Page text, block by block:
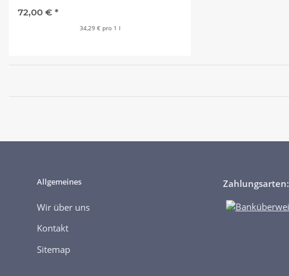
72,00 € *
34,29 € pro 1 l
Allgemeines
Wir über uns
Kontakt
Sitemap
Zahlungsarten: